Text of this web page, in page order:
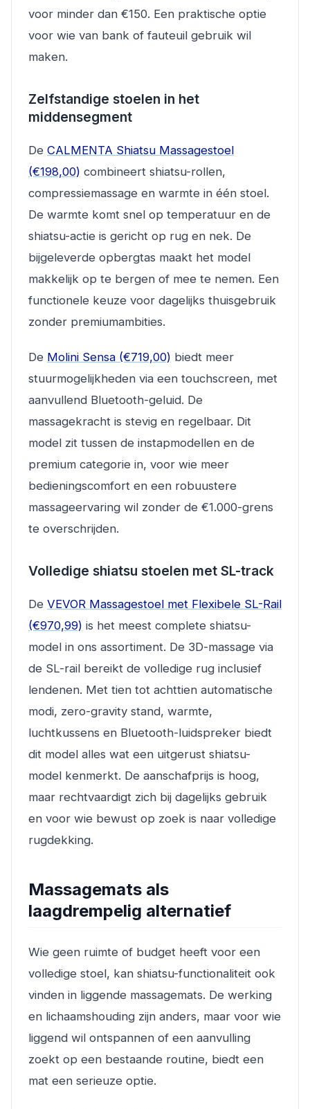
voor minder dan €150. Een praktische optie
voor wie van bank of fauteuil gebruik wil
maken.
Zelfstandige stoelen in het
middensegment
De CALMENTA Shiatsu Massagestoel
(€198,00) combineert shiatsu-rollen,
compressiemassage en warmte in één stoel.
De warmte komt snel op temperatuur en de
shiatsu-actie is gericht op rug en nek. De
bijgeleverde opbergtas maakt het model
makkelijk op te bergen of mee te nemen. Een
functionele keuze voor dagelijks thuisgebruik
zonder premiumambities.
De Molini Sensa (€719,00) biedt meer
stuurmogelijkheden via een touchscreen, met
aanvullend Bluetooth-geluid. De
massagekracht is stevig en regelbaar. Dit
model zit tussen de instapmodellen en de
premium categorie in, voor wie meer
bedieningscomfort en een robuustere
massageervaring wil zonder de €1.000-grens
te overschrijden.
Volledige shiatsu stoelen met SL-track
De VEVOR Massagestoel met Flexibele SL-Rail
(€970,99) is het meest complete shiatsu-
model in ons assortiment. De 3D-massage via
de SL-rail bereikt de volledige rug inclusief
lendenen. Met tien tot achttien automatische
modi, zero-gravity stand, warmte,
luchtkussens en Bluetooth-luidspreker biedt
dit model alles wat een uitgerust shiatsu-
model kenmerkt. De aanschafprijs is hoog,
maar rechtvaardigt zich bij dagelijks gebruik
en voor wie bewust op zoek is naar volledige
rugdekking.
Massagemats als
laagdrempelig alternatief
Wie geen ruimte of budget heeft voor een
volledige stoel, kan shiatsu-functionaliteit ook
vinden in liggende massagemats. De werking
en lichaamshouding zijn anders, maar voor wie
liggend wil ontspannen of een aanvulling
zoekt op een bestaande routine, biedt een
mat een serieuze optie.